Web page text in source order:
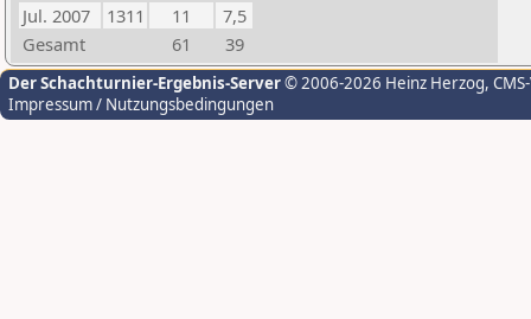
Jul. 2007
1311 11
7,5
Gesamt
61 39
Der Schachturnier-Ergebnis-Server© 2006-2026 Heinz Herzog,
Impressum / Nutzungsbedingungen